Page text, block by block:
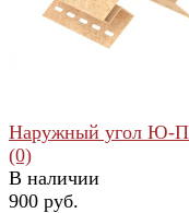
Наружный угол Ю-
(0)
В наличии
900 руб.